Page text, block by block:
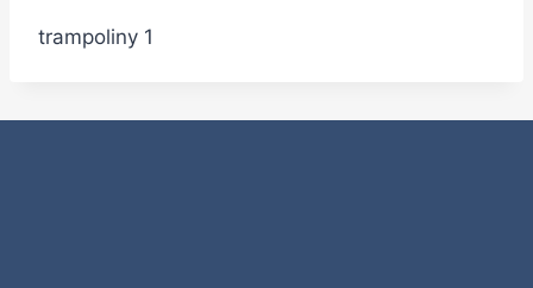
trampoliny 1